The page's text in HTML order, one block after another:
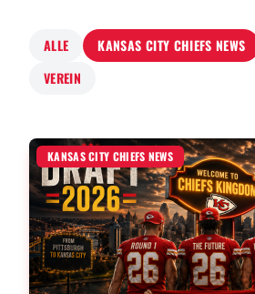
ALLE KANSAS CITY CHIEFS NEWS
VEREIN
KANSAS CITY CHIEFS NEWS